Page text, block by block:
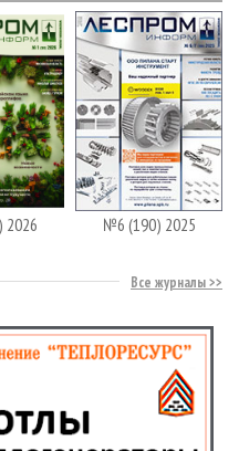
№6 (190) 2025
Все журналы